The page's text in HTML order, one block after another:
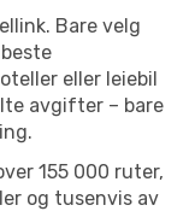
Bare velg
eller leiebil
avgifter – bare
155 000 ruter,
og tusenvis av